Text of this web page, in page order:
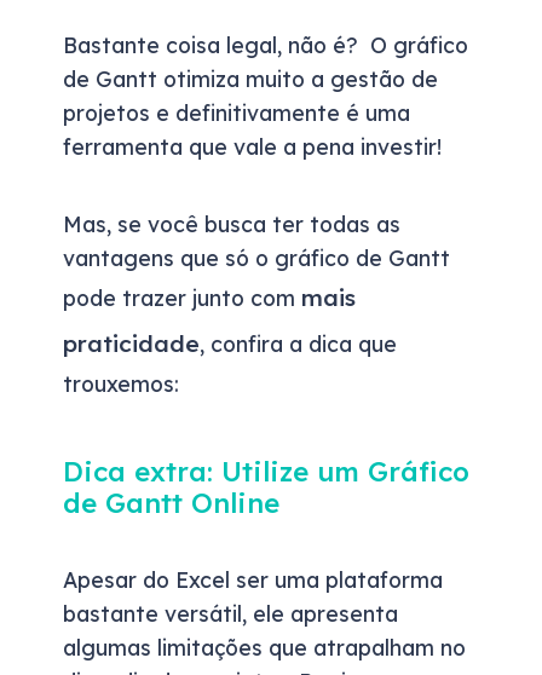
Bastante coisa legal, não é? O gráfico
de Gantt otimiza muito a gestão de
projetos e definitivamente é uma
ferramenta que vale a pena investir!
Mas, se você busca ter todas as
vantagens que só o gráfico de Gantt
pode trazer junto com mais
praticidade, confira a dica que
trouxemos:
Dica extra: Utilize um Gráfico
de Gantt Online
Apesar do Excel ser uma plataforma
bastante versátil, ele apresenta
algumas limitações que atrapalham no